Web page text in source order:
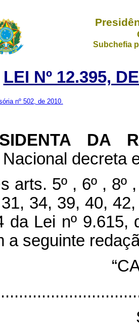
Subchefia
LEI Nº 12.395,
nº 502, de 2010.
DA
decreta
arts. 5º , 6º , 8º
34, 39, 40,
da Lei nº 9.615,
a seguinte